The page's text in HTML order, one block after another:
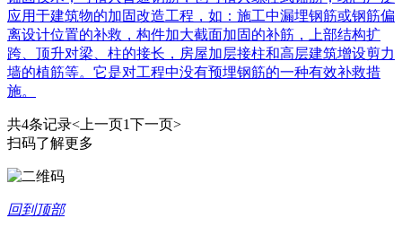
应用于建筑物的加固改造工程，如：施工中漏埋钢筋或钢筋偏
离设计位置的补救，构件加大截面加固的补筋，上部结构扩
跨、顶升对梁、柱的接长，房屋加层接柱和高层建筑增设剪力
墙的植筋等。它是对工程中没有预埋钢筋的一种有效补救措
施。
共4条记录<上一页1下一页>
扫码了解更多
回到顶部